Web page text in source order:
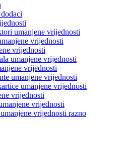
umanjene vrijednosti
vrijednosti
vrijednosti
umanjene vrijednosti
vrijednosti
umanjene vrijednosti
umanjene vrijednosti
vrijednosti
vrijednosti
vrijednosti razno